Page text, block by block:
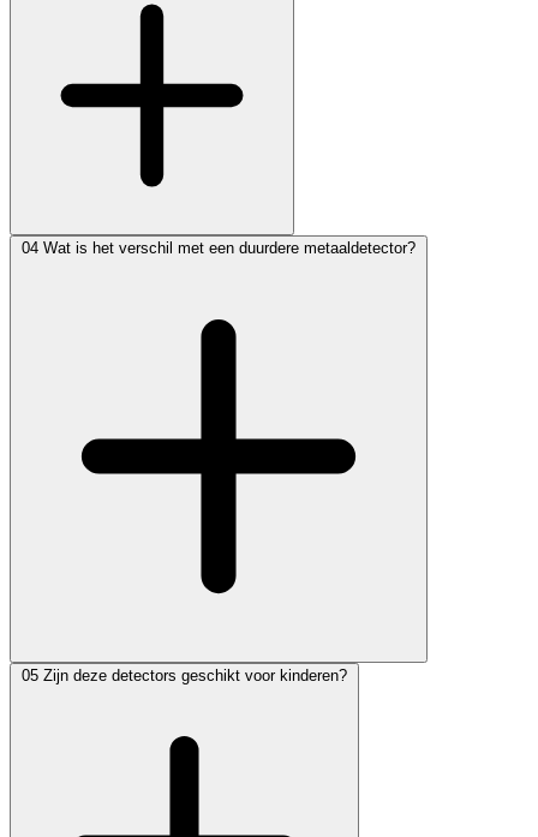
04 Wat is het verschil met een duurdere metaaldetector?
05 Zijn deze detectors geschikt voor kinderen?